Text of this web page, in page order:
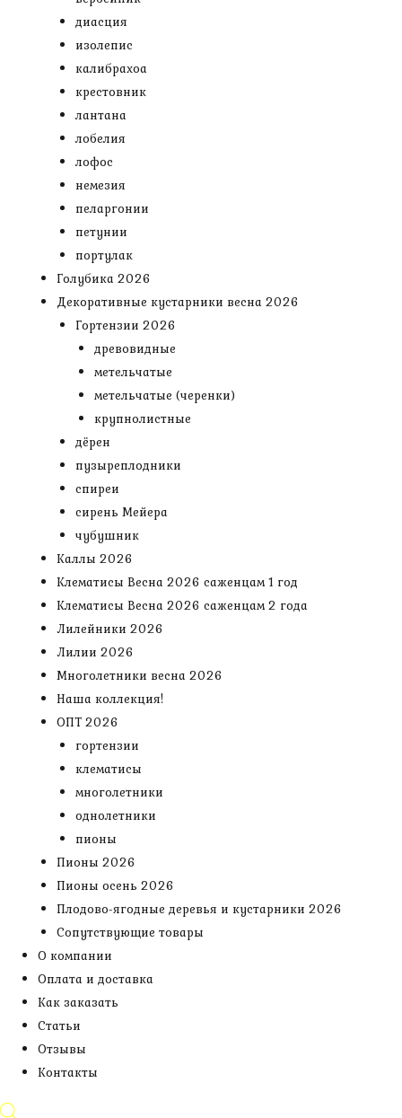
диасция
изолепис
калибрахоа
крестовник
лантана
лобелия
лофос
немезия
пеларгонии
петунии
портулак
Голубика 2026
Декоративные кустарники весна 2026
Гортензии 2026
древовидные
метельчатые
метельчатые (черенки)
крупнолистные
дёрен
пузыреплодники
спиреи
сирень Мейера
чубушник
Каллы 2026
Клематисы Весна 2026 саженцам 1 год
Клематисы Весна 2026 саженцам 2 года
Лилейники 2026
Лилии 2026
Многолетники весна 2026
Наша коллекция!
ОПТ 2026
гортензии
клематисы
многолетники
однолетники
пионы
Пионы 2026
Пионы осень 2026
Плодово-ягодные деревья и кустарники 2026
Сопутствующие товары
О компании
Оплата и доставка
Как заказать
Статьи
Отзывы
Контакты